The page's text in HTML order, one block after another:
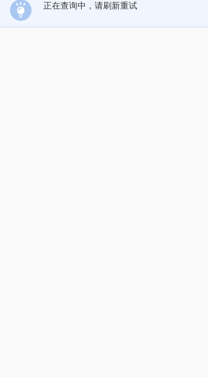
正在查询中，请刷新重试